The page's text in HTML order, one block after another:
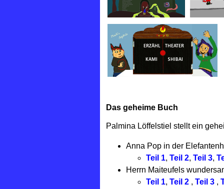
Das geheime Buch
Palmina Löffelstiel stellt ein
Anna Pop in der
Teil 1, Teil 2, Teil 3,
Herrn Maiteufels
Teil 1, Teil 2 , Teil 3 ,